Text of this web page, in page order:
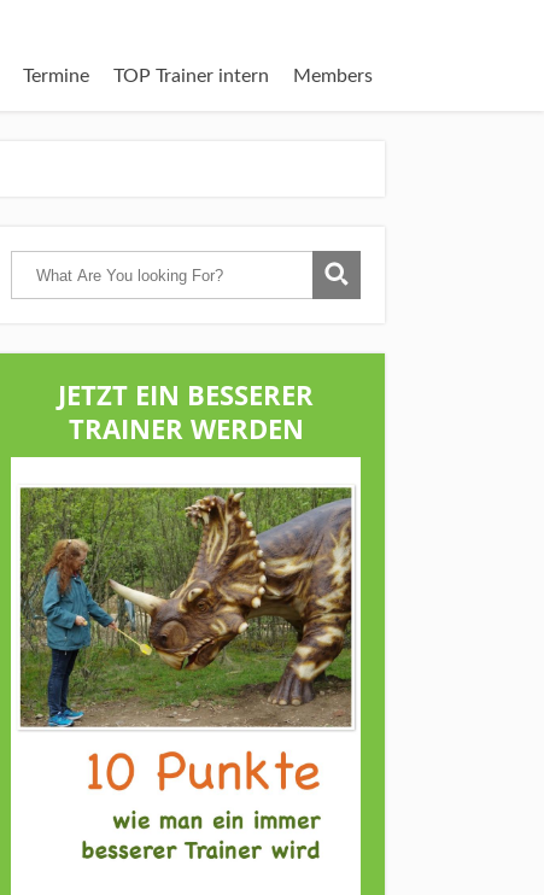
Termine TOP Trainer intern Members
JETZT EIN BESSERER
TRAINER WERDEN